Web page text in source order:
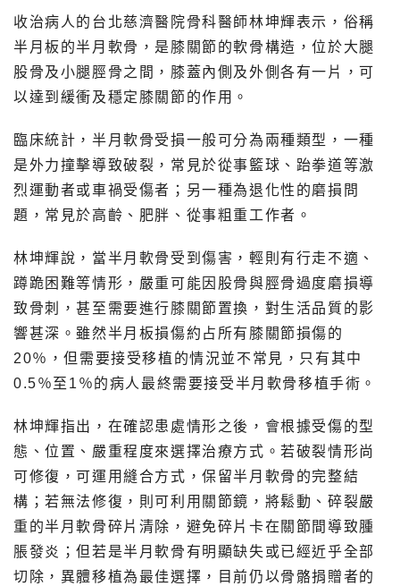
收治病人的台北慈濟醫院骨科醫師林坤輝表示，俗稱
半月板的半月軟骨，是膝關節的軟骨構造，位於大腿
股骨及小腿脛骨之間，膝蓋內側及外側各有一片，可
以達到緩衝及穩定膝關節的作用。
臨床統計，半月軟骨受損一般可分為兩種類型，一種
是外力撞擊導致破裂，常見於從事籃球、跆拳道等激
烈運動者或車禍受傷者；另一種為退化性的磨損問
題，常見於高齡、肥胖、從事粗重工作者。
林坤輝說，當半月軟骨受到傷害，輕則有行走不適、
蹲跪困難等情形，嚴重可能因股骨與脛骨過度磨損導
致骨刺，甚至需要進行膝關節置換，對生活品質的影
響甚深。雖然半月板損傷約占所有膝關節損傷的
20％，但需要接受移植的情況並不常見，只有其中
0.5％至1％的病人最終需要接受半月軟骨移植手術。
林坤輝指出，在確認患處情形之後，會根據受傷的型
態、位置、嚴重程度來選擇治療方式。若破裂情形尚
可修復，可運用縫合方式，保留半月軟骨的完整結
構；若無法修復，則可利用關節鏡，將鬆動、碎裂嚴
重的半月軟骨碎片清除，避免碎片卡在關節間導致腫
脹發炎；但若是半月軟骨有明顯缺失或已經近乎全部
切除，異體移植為最佳選擇，目前仍以骨骼捐贈者的